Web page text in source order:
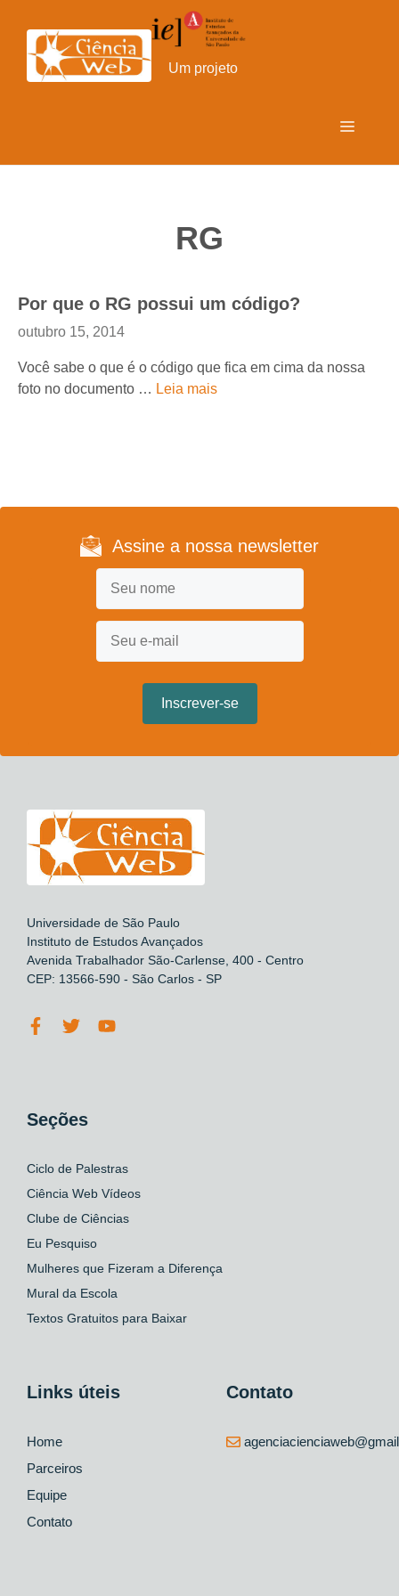
para
conteúdo
Um projeto
Menu
RG
Por que o RG possui um código?
outubro 15, 2014
Você sabe o que é o código que fica em cima da nossa
foto no documento … Leia mais
Assine a nossa newsletter
Universidade de São Paulo
Instituto de Estudos Avançados
Avenida Trabalhador São-Carlense, 400 - Centro
CEP: 13566-590 - São Carlos - SP
Seções
Ciclo de Palestras
Ciência Web Vídeos
Clube de Ciências
Eu Pesquiso
Mulheres que Fizeram a Diferença
Mural da Escola
Textos Gratuitos para Baixar
Links úteis
Home
Parceiros
Equipe
Contato
Contato